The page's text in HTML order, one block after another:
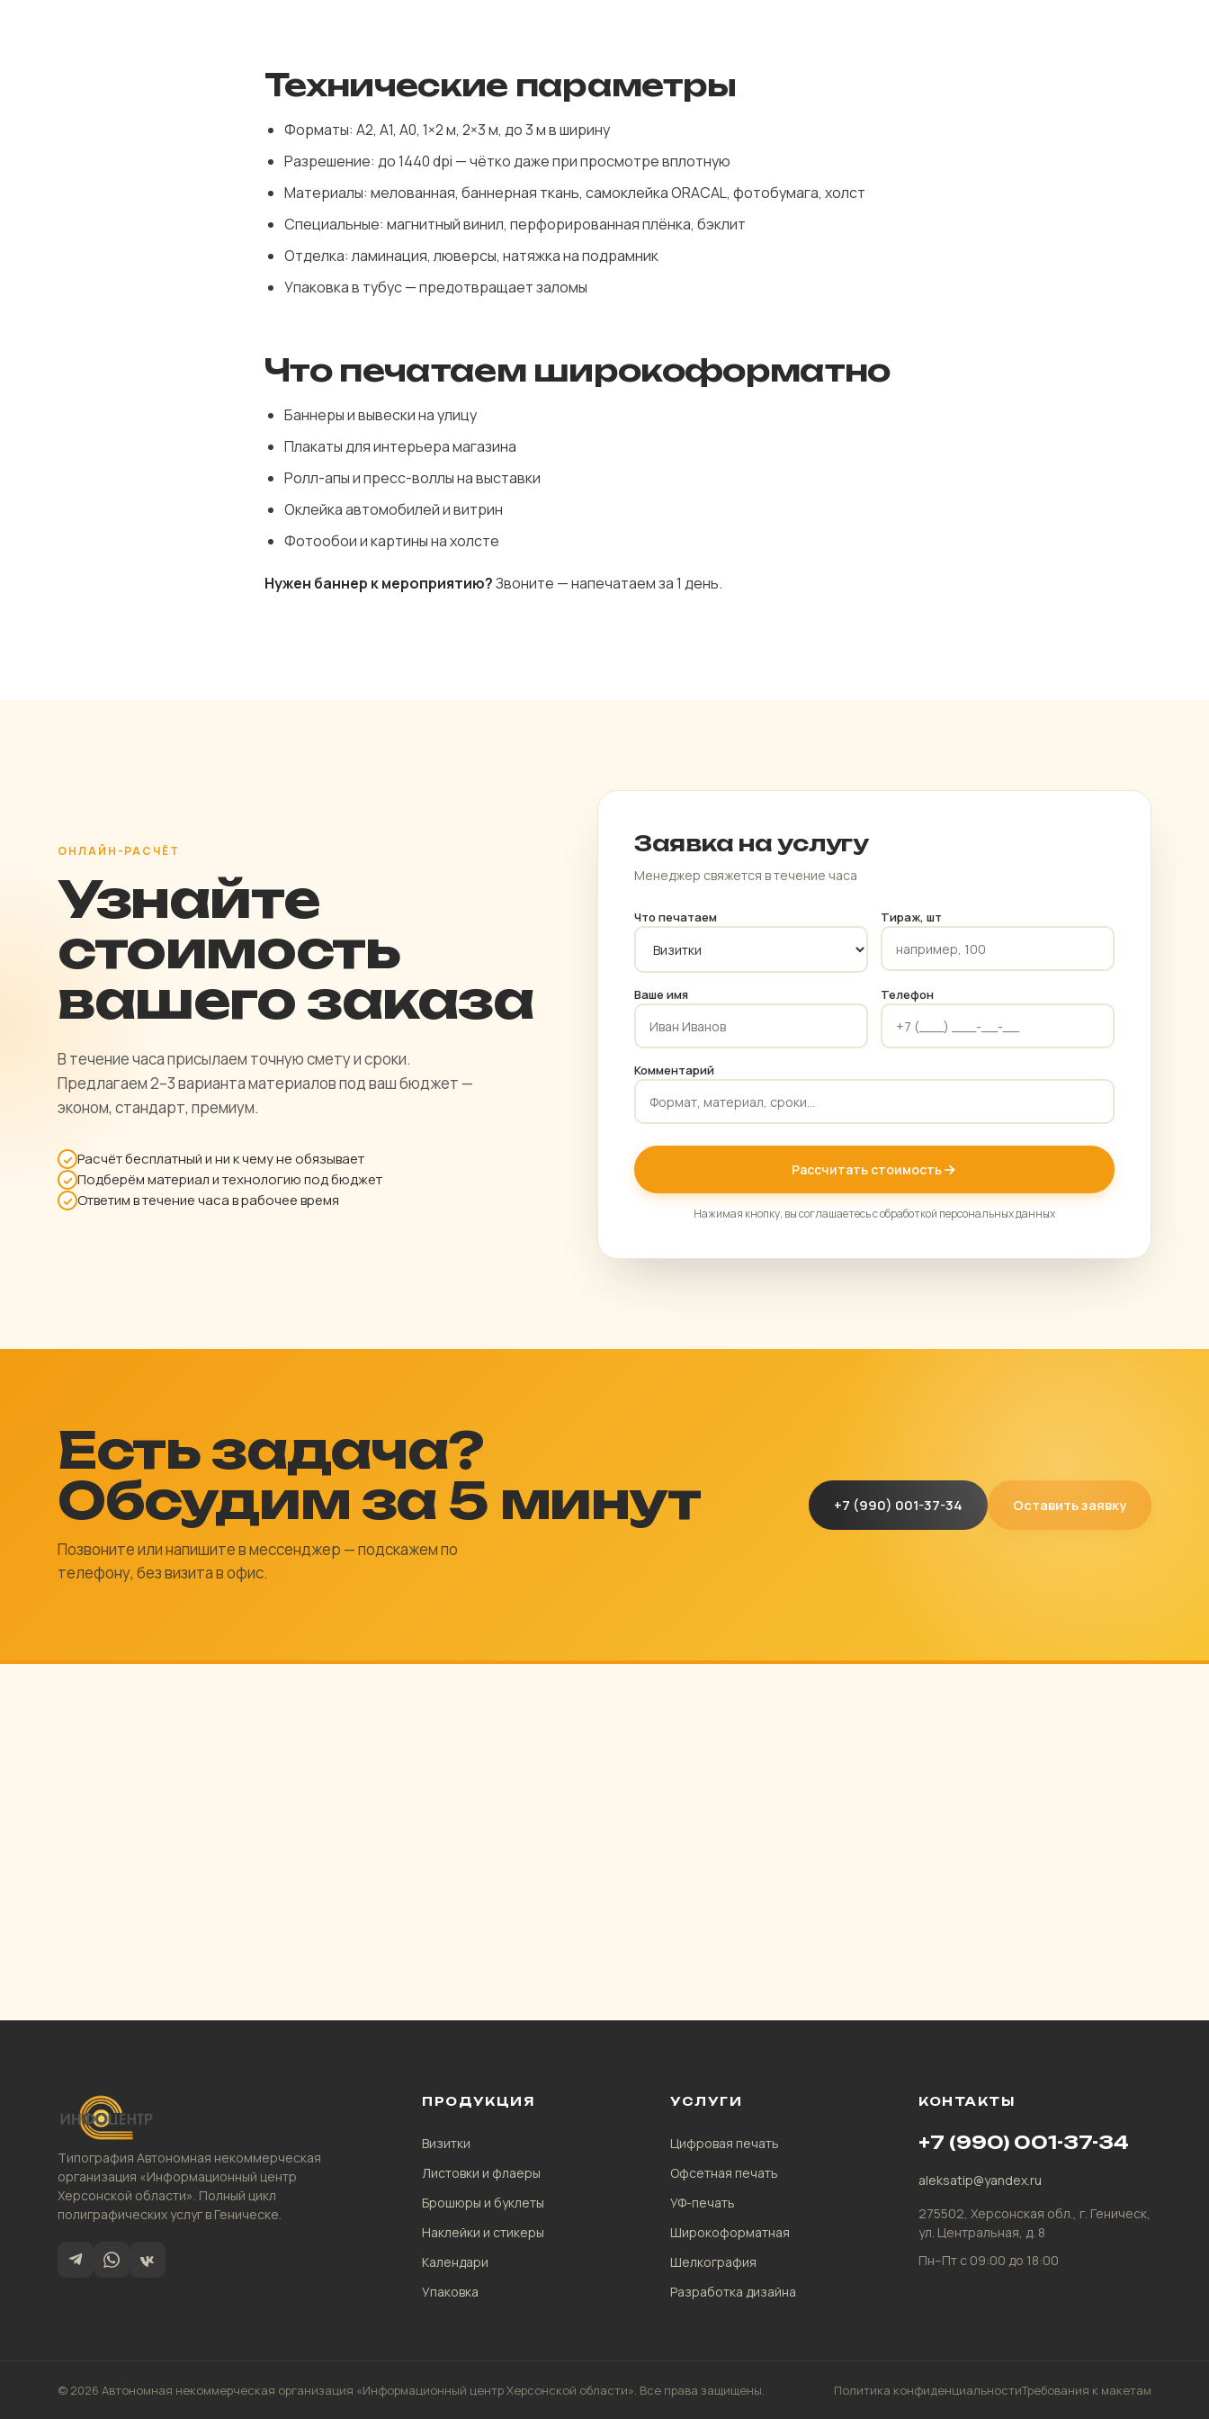
Технические параметры
Форматы: А2, А1, А0, 1×2 м, 2×3 м, до 3 м в ширину
Разрешение: до 1440 dpi — чётко даже при просмотре вплотную
Материалы: мелованная, баннерная ткань, самоклейка ORACAL, фотобумага, холст
Специальные: магнитный винил, перфорированная плёнка, бэклит
Отделка: ламинация, люверсы, натяжка на подрамник
Упаковка в тубус — предотвращает заломы
Что печатаем широкоформатно
Баннеры и вывески на улицу
Плакаты для интерьера магазина
Ролл-апы и пресс-воллы на выставки
Оклейка автомобилей и витрин
Фотообои и картины на холсте
Нужен баннер к мероприятию?Звоните — напечатаем за 1 день.
ОНЛАЙН-РАСЧЁТ
Узнайте
стоимость
вашего заказа
В течение часа присылаем точную смету и сроки.
Предлагаем 2–3 варианта материалов под ваш бюджет —
эконом, стандарт, премиум.
✓ Расчёт бесплатный и ни к чему не обязывает
✓ Подберём материал и технологию под бюджет
✓ Ответим в течение часа в рабочее время
Заявка на услугу
Менеджер свяжется в течение часа
Что печатаем Тираж, шт
Ваше имя Телефон
Комментарий
Рассчитать стоимость
Нажимая кнопку, вы соглашаетесь с обработкой персональных данных
Есть задача?
Обсудим за 5 минут
Позвоните или напишите в мессенджер — подскажем по
телефону, без визита в офис.
+7 (990) 001-37-34 Оставить заявку
Типография Автономная некоммерческая
организация «Информационный центр
Херсонской области». Полный цикл
полиграфических услуг в Геническе.
ПРОДУКЦИЯ
Визитки
Листовки и флаеры
Брошюры и буклеты
Наклейки и стикеры
Календари
Упаковка
УСЛУГИ
Цифровая печать
Офсетная печать
УФ-печать
Широкоформатная
Шелкография
Разработка дизайна
КОНТАКТЫ
+7 (990) 001-37-34
aleksatip@yandex.ru
275502, Херсонская обл., г. Геническ,
ул. Центральная, д. 8
Пн–Пт с 09:00 до 18:00
© 2026 Автономная некоммерческая организация «Информационный центр Херсонской области». Все права защищены. Политика конфиденциальностиТребования к макетам